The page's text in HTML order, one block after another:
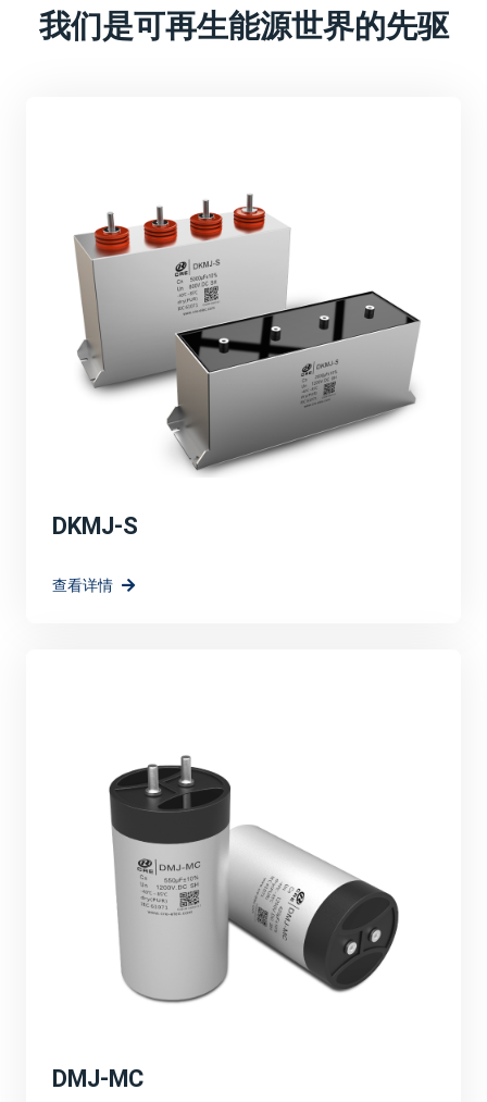
点。这些优势使得宸瑞科技的薄膜电容器在电力电子及可
再生能源领域具有广泛的应用前景。
定制化解决方案：
针对光伏、风电等新能源应用场景，宸瑞科技可能提供了
定制化的薄膜电容器解决方案。这些解决方案充分考虑了
新能源系统的特殊需求，如高电压、大电流、宽温度范围
等，确保了电容器在复杂环境下的稳定运行。
高效能与环保：
强调宸瑞科技的薄膜电容器在提升系统效率方面的作用，
如降低能量损耗、提高电能转换效率等。同时，也突出产
宸瑞科技在薄膜电容器领域的长远规划和愿景，包括持续
宸瑞科技积极响应全球能源转型和碳中和目标，致力于推
动绿色能源的发展。公司将继续秉承可持续发展的理念，
为客户提供更加环保、高效的能源解决方案，为地球环境
贡献一份力量。
深圳PCIM展会的成功举办不仅为宸瑞科技提供了一个
展示自身实力和品牌形象的重要平台，更为公司未来的发
展注入了新的活力和机遇。宸瑞科技将以此次展会为契
机，不断创新进取，为全球绿色能源事业贡献更多力量。
我们是可再生能源世界的先驱
DKMJ-S
查看详情
DMJ-MC